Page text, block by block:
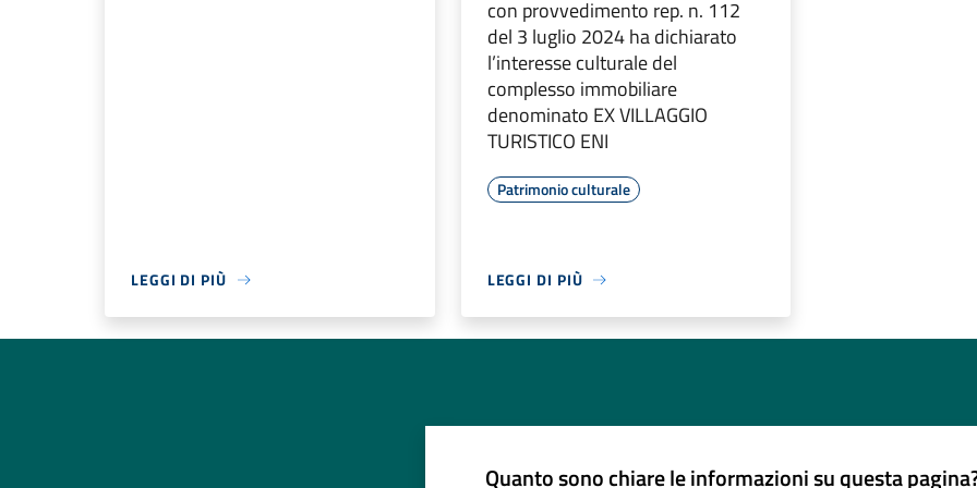
LEGGI DI PIÙ
con provvedimento rep. n. 112
del 3 luglio 2024 ha dichiarato
l’interesse culturale del
complesso immobiliare
denominato EX VILLAGGIO
TURISTICO ENI
Patrimonio culturale
LEGGI DI PIÙ
Quanto sono chiare le informazioni su questa